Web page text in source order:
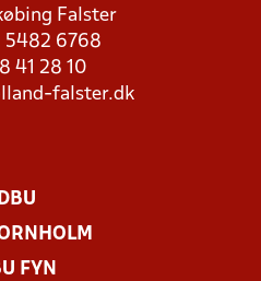
Falster
5482 6768
41 28 10
falster.dk
DBU
FYN